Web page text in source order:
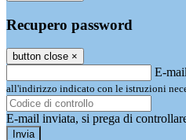
Recupero password
button close ×
E-mail
all'indirizzo indicato con le istruzioni
E-mail inviata, si prega di